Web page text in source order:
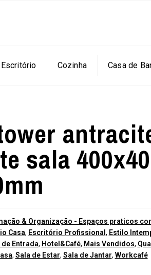
Escritório Cozinha Casa de
sala
& Organização - Espaços praticos
Casa, Escritório Profissional , Estilo
de Entrada, Hotel&Café, Mais Vendidos,
, Sala de Estar, Sala de Jantar, Workcafé